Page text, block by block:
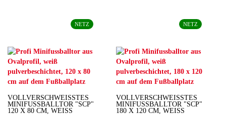
NETZ
VOLLVERSCHWEISSTES M
INIFUSSBALLTOR "SCP" 12
0 X 80 CM, WEISS
NETZ
VOLLVERSCHWEISSTES M
INIFUSSBALLTOR "SCP" 18
0 X 120 CM, WEISS